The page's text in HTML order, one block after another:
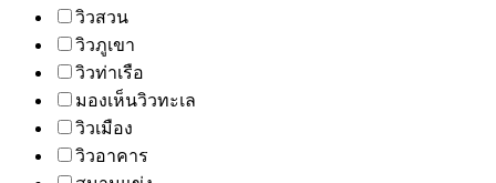
วิวสวน
วิวภูเขา
วิวท่าเรือ
มองเห็นวิวทะเล
วิวเมือง
วิวอาคาร